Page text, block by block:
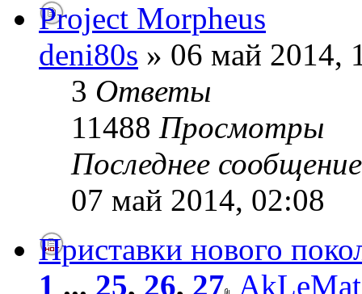
Project Morpheus
deni80s » 06 май 2014,
3 Ответы
11488 Просмотры
Последнее
07 май 2014, 02:08
Приставки нового
1 ... 25, 26, 27